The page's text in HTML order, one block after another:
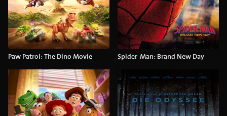
Paw Patrol: The Dino Movie Spider-Man: Brand New Day